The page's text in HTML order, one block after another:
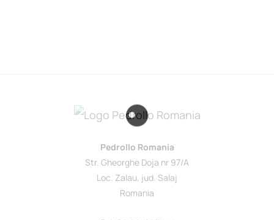
Pedrollo Romania
Str. Gheorghe Doja nr 97/A
Loc. Zalau, jud. Salaj
Romania